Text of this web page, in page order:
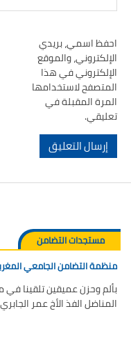
احفظ اسمي، بريدي
الإلكتروني، والموقع
الإلكتروني في هذا
المتصفح لاستخدامها
المرة المقبلة في
تعليقي.
مستجدات التضامن
منظمة التضامن الجامعي
بألم وحزن عميقين تلقينا
المناضل الفذ الأخ عمر الجابري